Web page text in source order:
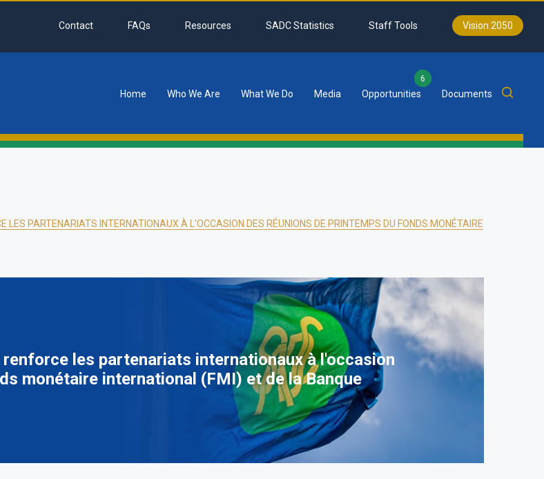
Contact FAQs Resources SADC Statistics Staff Tools Vision 2050
Home Who We Are What We Do Media Opportunities
6
Documents
LES PARTENARIATS INTERNATIONAUX À L'OCCASION DES RÉUNIONS DE PRINTEMPS DU FONDS MONÉTAIRE
les partenariats internationaux à l'occasion
monétaire international (FMI) et de la Banque